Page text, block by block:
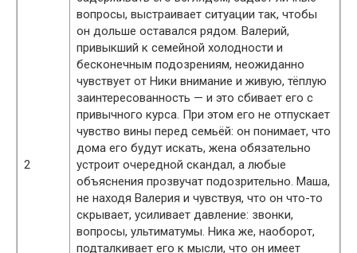
2
вопросы, выстраивает ситуации так, чтобы
он дольше оставался рядом. Валерий,
привыкший к семейной холодности и
бесконечным подозрениям, неожиданно
чувствует от Ники внимание и живую, тёплую
заинтересованность — и это сбивает его с
привычного курса. При этом его не отпускает
чувство вины перед семьёй: он понимает, что
дома его будут искать, жена обязательно
устроит очередной скандал, а любые
объяснения прозвучат подозрительно. Маша,
не находя Валерия и чувствуя, что он что-то
скрывает, усиливает давление: звонки,
вопросы, ультиматумы. Ника же, наоборот,
подталкивает его к мысли, что он имеет